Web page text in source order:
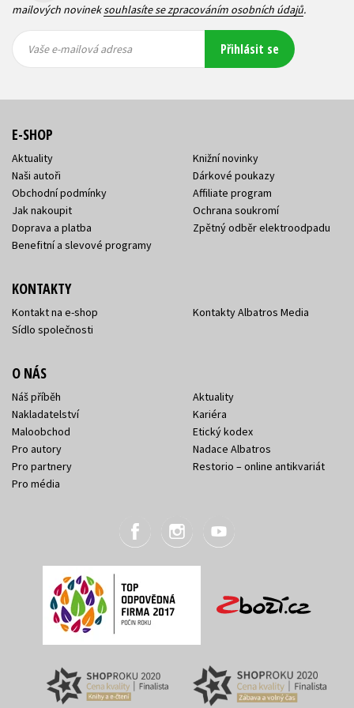
mailových novineksouhlasíte se zpracováním osobních údajů.
mailová
mailová
Vaše e-mailová adresa Přihlásit se
E-SHOP
Aktuality
Naši autoři
Obchodní podmínky
Jak nakoupit
Doprava a platba
Benefitní a slevové programy
Knižní novinky
Dárkové poukazy
Affiliate program
Ochrana soukromí
Zpětný odběr elektroodpadu
KONTAKTY
Kontakt na e-shop
Sídlo společnosti
Kontakty Albatros Media
O NÁS
Náš příběh
Nakladatelství
Maloobchod
Pro autory
Pro partnery
Pro média
Aktuality
Kariéra
Etický kodex
Nadace Albatros
Restorio – online antikvariát